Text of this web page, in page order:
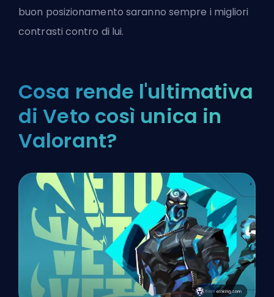
buon posizionamento saranno sempre i migliori
contrasti contro di lui.
Cosa rende l'ultimativa
di Veto così unica in
Valorant?